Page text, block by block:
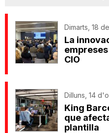
Dimarts, 18
La
CIO
Dilluns, 14
King
que
plantilla